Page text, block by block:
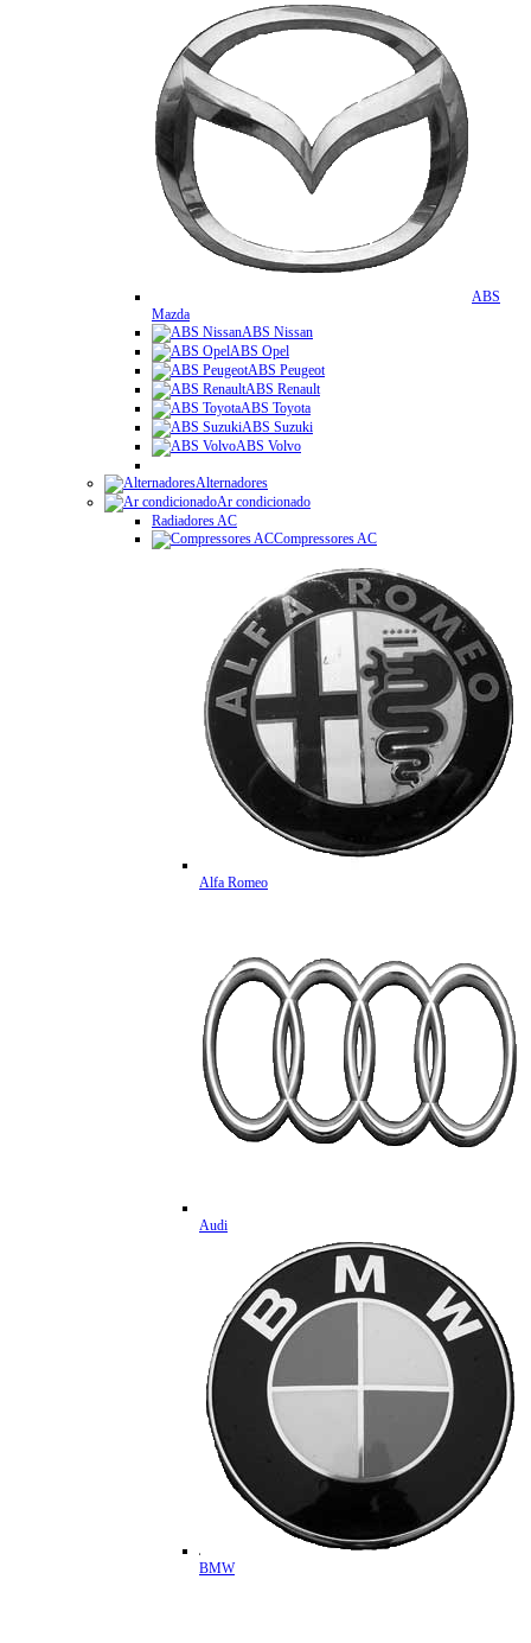
ABS
Mazda
ABS Nissan
ABS Opel
ABS Peugeot
ABS Renault
ABS Toyota
ABS Suzuki
ABS Volvo
Alternadores
Ar condicionado
Radiadores AC
Compressores AC
Alfa Romeo
Audi
BMW